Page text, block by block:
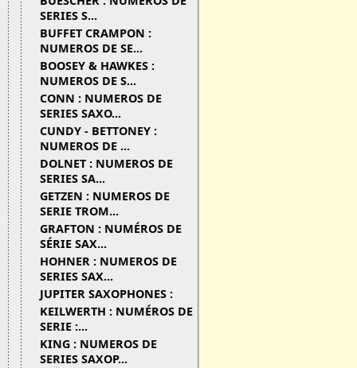
SERIES S...
BUFFET CRAMPON :
NUMEROS DE SE...
BOOSEY & HAWKES :
NUMEROS DE S...
CONN : NUMEROS DE
SERIES SAXO...
CUNDY - BETTONEY :
NUMEROS DE ...
DOLNET : NUMEROS DE
SERIES SA...
GETZEN : NUMEROS DE
SERIE TROM...
GRAFTON : NUMÉROS DE
SÉRIE SAX...
HOHNER : NUMEROS DE
SERIES SAX...
JUPITER SAXOPHONES :
KEILWERTH : NUMÉROS DE
SERIE :...
KING : NUMEROS DE
SERIES SAXOP...